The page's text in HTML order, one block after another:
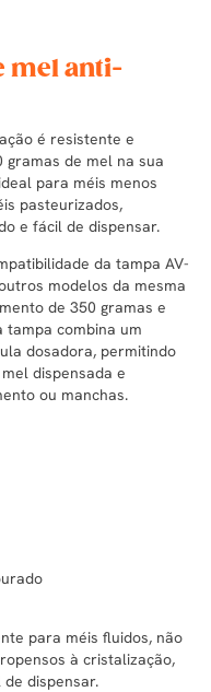
mel anti-
é resistente e
de mel na sua
para méis menos
pasteurizados,
e fácil de dispensar.
da tampa AV-
modelos da mesma
de 350 gramas e
tampa combina um
dosadora, permitindo
dispensada e
ou manchas.
para méis fluidos, não
à cristalização,
dispensar.